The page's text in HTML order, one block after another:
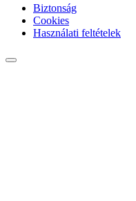
Biztonság
Cookies
Használati feltételek